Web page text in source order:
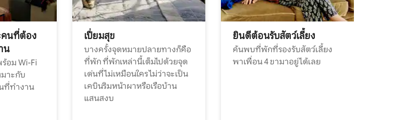
คนที่ต้อง
น
อม Wi-Fi
าะกับ
ที่ทำงาน
เปี่ยมสุข
บางครั้งจุดหมายปลายทางก็คือ
ที่พัก ที่พักเหล่านี้เต็มไปด้วยจุด
เด่นที่ไม่เหมือนใคร ไม่ว่าจะเป็น
เคบินริมหน้าผาหรือเรือบ้าน
แสนสงบ
ยินดีต้อนรับสัตว์เลี้ยง
ค้นพบที่พักที่รองรับสัตว์เลี้ยง
พาเพื่อน 4 ขามาอยู่ได้เลย